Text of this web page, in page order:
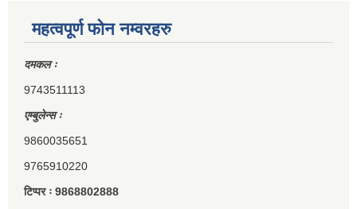
महत्वपूर्ण फोन नम्वरहरु
दमकल ः
9743511113
एम्बुलेन्स ः
9860035651
9765910220
टिप्पर ः 9868802888